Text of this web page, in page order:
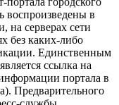
воспроизведены в
на серверах сети
без каких-либо
Единственным
ссылка на
портала в
Предварительного